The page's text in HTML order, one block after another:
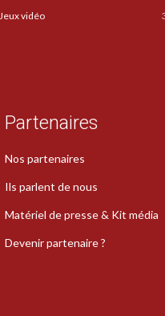
Jeux vidéo
Partenaires
Nos partenaires
Ils parlent de nous
Matériel de presse & Kit média
Devenir partenaire ?